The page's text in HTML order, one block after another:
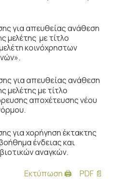
για απευθείας ανάθεση
μελέτης με τίτλο
κοινόχρηστων
για απευθείας ανάθεση
μελέτηςμε τίτλο
αποχέτευσης νέου
για χορήγηση έκτακτης
ένδειας και
αναγκών.
Εκτύπωση 🖨
PDF 📄